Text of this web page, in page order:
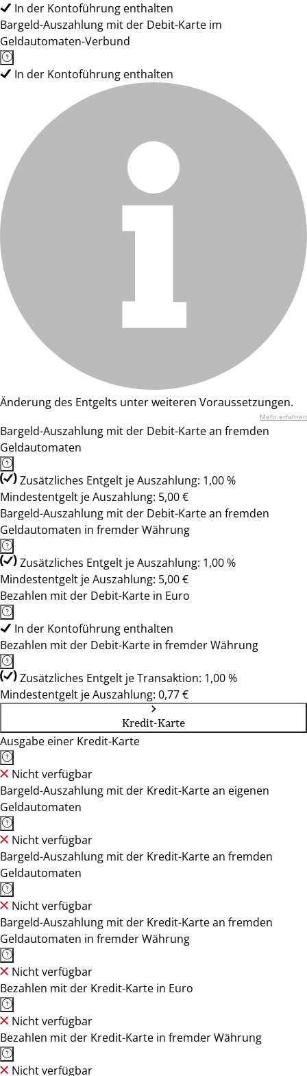
In der Kontoführung enthalten
Bargeld-Auszahlung mit der Debit-Karte im
Geldautomaten-Verbund
In der Kontoführung enthalten
Änderung des Entgelts unter weiteren Voraussetzungen.
Mehr erfahren
Bargeld-Auszahlung mit der Debit-Karte an fremden
Geldautomaten
Zusätzliches Entgelt je Auszahlung: 1,00 %
Mindestentgelt je Auszahlung: 5,00 €
Bargeld-Auszahlung mit der Debit-Karte an fremden
Geldautomaten in fremder Währung
Zusätzliches Entgelt je Auszahlung: 1,00 %
Mindestentgelt je Auszahlung: 5,00 €
Bezahlen mit der Debit-Karte in Euro
In der Kontoführung enthalten
Bezahlen mit der Debit-Karte in fremder Währung
Zusätzliches Entgelt je Transaktion: 1,00 %
Mindestentgelt je Auszahlung: 0,77 €
Kredit-Karte
Ausgabe einer Kredit-Karte
Nicht verfügbar
Bargeld-Auszahlung mit der Kredit-Karte an eigenen
Geldautomaten
Nicht verfügbar
Bargeld-Auszahlung mit der Kredit-Karte an fremden
Geldautomaten
Nicht verfügbar
Bargeld-Auszahlung mit der Kredit-Karte an fremden
Geldautomaten in fremder Währung
Nicht verfügbar
Bezahlen mit der Kredit-Karte in Euro
Nicht verfügbar
Bezahlen mit der Kredit-Karte in fremder Währung
Nicht verfügbar